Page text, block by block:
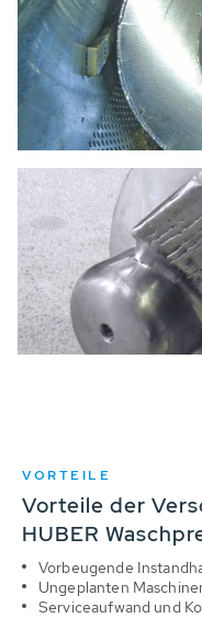
VORTEILE
Vorteile der
HUBER
Vorbeugende
Ungeplanten
Serviceaufwand und